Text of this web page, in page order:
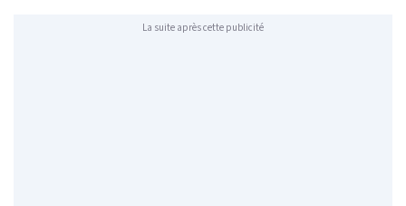
La suite après cette publicité